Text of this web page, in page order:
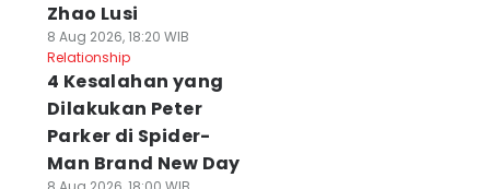
Zhao Lusi
8 Aug 2026, 18:20 WIB
Relationship
4 Kesalahan yang
Dilakukan Peter
Parker di Spider-
Man Brand New Day